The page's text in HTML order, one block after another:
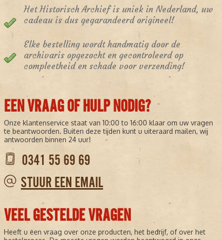
Het Historisch Archief is uniek in Nederland, uw
cadeau is dus gegarandeerd origineel!
Elke bestelling wordt handmatig door de
archivaris opgezocht en gecontroleerd op
compleetheid en schade voor verzending!
EEN VRAAG OF HULP NODIG?
Onze klantenservice staat van 10:00 to 16:00 klaar om uw vragen
te beantwoorden. Buiten deze tijden kunt u uiteraard mailen, wij
antwoorden binnen 24 uur!
0341 55 69 69
STUUR EEN EMAIL
VEEL GESTELDE VRAGEN
Heeft u een vraag over onze producten, het bedrijf, of over het